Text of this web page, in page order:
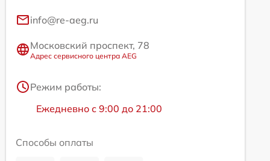
info@re-aeg.ru
Московский проспект, 78
Адрес сервисного центра AEG
Режим работы:
Ежедневно с 9:00 до 21:00
Способы оплаты